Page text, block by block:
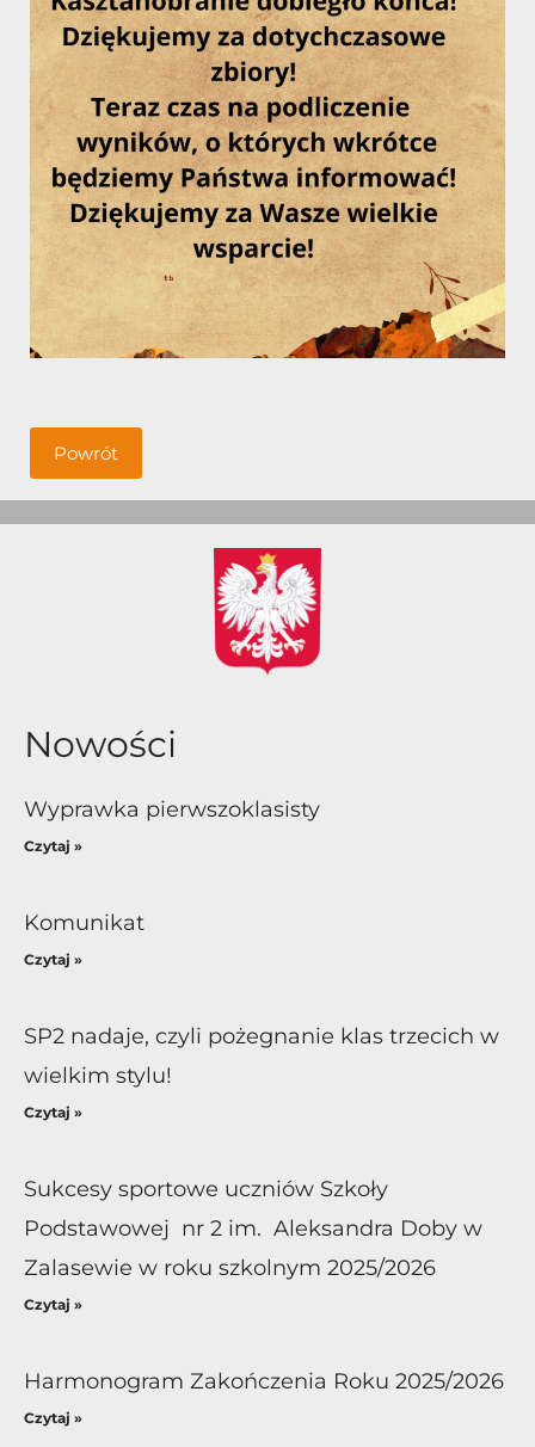
Powrót
Nowości
Wyprawka pierwszoklasisty
Czytaj »
Komunikat
Czytaj »
SP2 nadaje, czyli pożegnanie klas trzecich w
wielkim stylu!
Czytaj »
Sukcesy sportowe uczniów Szkoły
Podstawowej nr 2 im. Aleksandra Doby w
Zalasewie w roku szkolnym 2025/2026
Czytaj »
Harmonogram Zakończenia Roku 2025/2026
Czytaj »